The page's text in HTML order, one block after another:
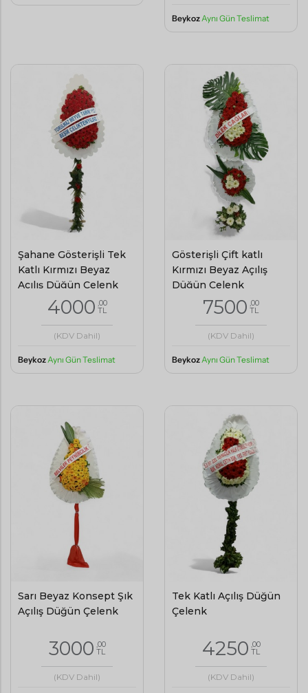
Beykoz Aynı Gün Teslimat
Şahane Gösterişli Tek
Katlı Kırmızı Beyaz
Açılış Düğün Çelenk
4000 ,00
TL
(KDV Dahil)
Beykoz Aynı Gün Teslimat
Gösterişli Çift katlı
Kırmızı Beyaz Açılış
Düğün Çelenk
7500 ,00
TL
(KDV Dahil)
Beykoz Aynı Gün Teslimat
Sarı Beyaz Konsept Şık
Açılış Düğün Çelenk
3000 ,00
TL
(KDV Dahil)
Tek Katlı Açılış Düğün
Çelenk
4250 ,00
TL
(KDV Dahil)